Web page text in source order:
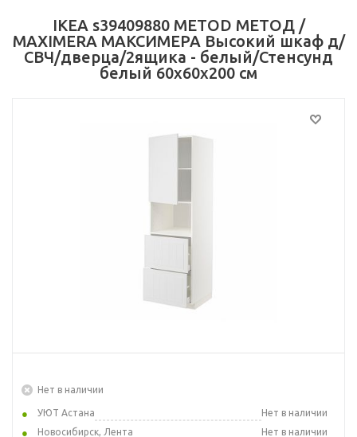
IKEA s39409880 METOD МЕТОД /
MAXIMERA МАКСИМЕРА Высокий шкаф д/
СВЧ/дверца/2ящика - белый/Стенсунд
белый 60x60x200 см
Нет в наличии
УЮТ Астана
Нет в наличии
Новосибирск, Лента
Нет в наличии